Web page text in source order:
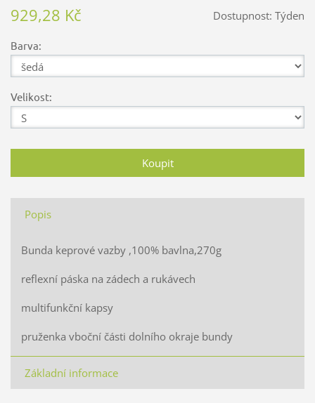
Dostupnost: Týden
929,28 Kč
Barva:
Velikost:
Popis
Bunda keprové vazby ,100% bavlna,270g
reflexní páska na zádech a rukávech
multifunkční kapsy
pruženka vboční části dolního okraje bundy
Základní informace